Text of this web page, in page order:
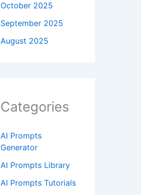
October 2025
September 2025
August 2025
Categories
AI Prompts
Generator
AI Prompts Library
AI Prompts Tutorials